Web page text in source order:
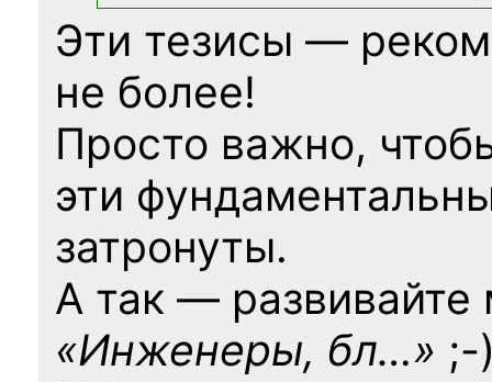
Эти тезисы —
не более!
Просто важно,
эти
затронуты.
А так — развивайте
«Инженеры, бл…» ;-